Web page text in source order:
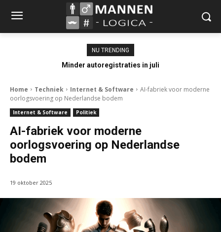
NU TRENDING
Minder autoregistraties in juli
Home Techniek Internet & Software
AI-fabriek voor moderne
oorlogsvoering op Nederlandse bodem
Internet & Software Politiek
AI-fabriek voor moderne
oorlogsvoering op Nederlandse
bodem
19 oktober 2025